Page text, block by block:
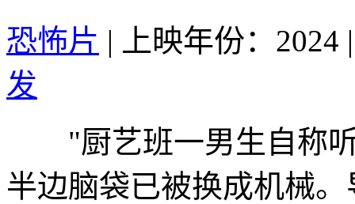
恐怖片 | 上映年份：2024 |
发
"厨艺班一男生自称听
半边脑袋已被换成机械